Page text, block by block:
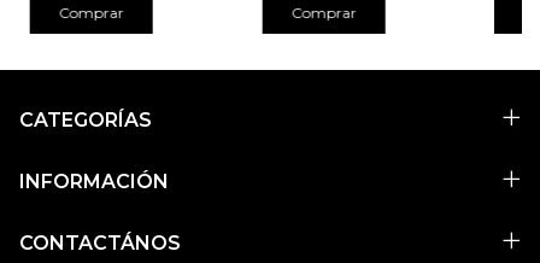
Comprar Comprar
CATEGORÍAS
INFORMACIÓN
CONTACTÁNOS